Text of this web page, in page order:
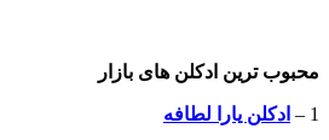
محبوب ترین ادکلن های بازار
1 – ادکلن یارا لطافه